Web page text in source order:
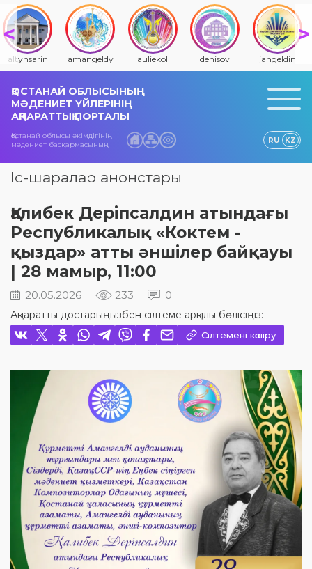
altynsarin amangeldy auliekol denisov jangeldin
ҚОСТАНАЙ ОБЛЫСЫНЫҢ
МӘДЕНИЕТ ҮЙЛЕРІНІҢ
АҚПАРАТТЫҚ ПОРТАЛЫ
Қостанай облысы әкімдігінің
мәдениет басқармасының
RU KZ
Іс-шаралар анонстары
Қалибек Деріпсалдин атындағы
Республикалық «Коктем -
қыздар» атты әншілер байқауы
| 28 мамыр, 11:00
20.05.2026 233 0
Ақпаратты достарыңызбен сілтеме арқылы бөлісіңіз:
Сілтемені көшіру